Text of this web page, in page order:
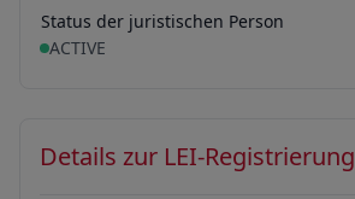
Status der juristischen Person
ACTIVE
Details zur LEI-Registrierung